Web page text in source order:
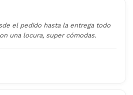
el pedido hasta la entrega todo
una locura, super cómodas.